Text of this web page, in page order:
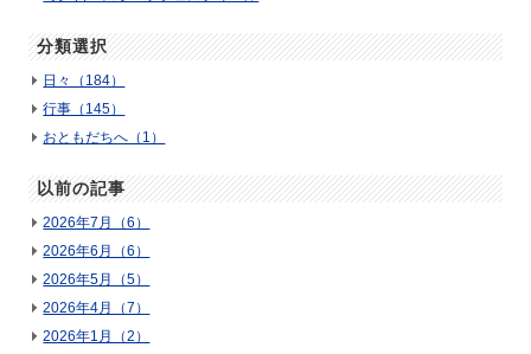
分類選択
日々（184）
行事（145）
おともだちへ（1）
以前の記事
2026年7月（6）
2026年6月（6）
2026年5月（5）
2026年4月（7）
2026年1月（2）